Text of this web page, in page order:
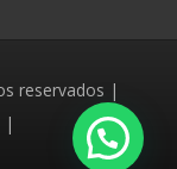
reservados |
|